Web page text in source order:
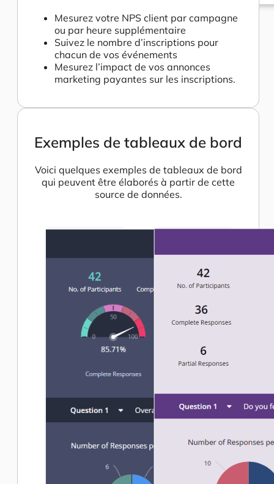
Mesurez votre NPS client par campagne
ou par heure supplémentaire
Suivez le nombre d’inscriptions pour
chacun de vos événements
Mesurez l’impact de vos annonces
marketing payantes sur les inscriptions.
Exemples de tableaux de bord
Voici quelques exemples de tableaux de bord
qui peuvent être élaborés à partir de cette
source de données.